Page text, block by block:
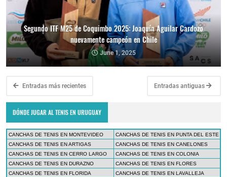
Segundo ITF M25 de Coquimbo 2025: Joaquín Aguilar Cardozo
nuevamente campeón en Chile
June 1, 2025
Entradas más recientes Entradas antiguas
DÓNDE JUGAR AL TENIS EN URUGUAY
CANCHAS DE TENIS EN MONTEVIDEO
CANCHAS DE TENIS EN PUNTA DEL ESTE
CANCHAS DE TENIS EN ARTIGAS
CANCHAS DE TENIS EN CANELONES
CANCHAS DE TENIS EN CERRO LARGO
CANCHAS DE TENIS EN COLONIA
CANCHAS DE TENIS EN DURAZNO
CANCHAS DE TENIS EN FLORES
CANCHAS DE TENIS EN FLORIDA
CANCHAS DE TENIS EN LAVALLEJA